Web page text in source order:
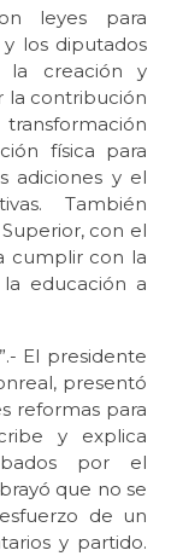
leyes para
los diputados
la creación y
la contribución
física para
adiciones y el
También
con el
cumplir con la
educación a
El presidente
presentó
reformas para
y explica
por el
que no se
de un
y partido.